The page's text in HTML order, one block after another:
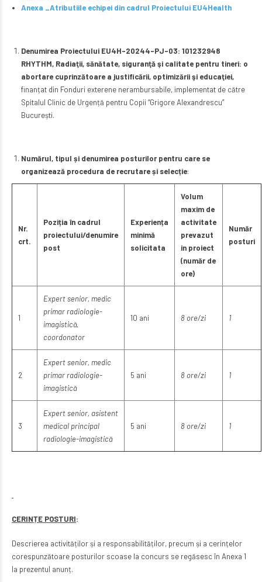
Anexa _Atributiile echipei din cadrul Proiectului EU4Health
Denumirea Proiectului EU4H-20244-PJ-03: 101232948
RHYTHM, Radiaţii, sănătate, siguranţă şi calitate pentru tineri: o
abortare cuprinzătoare a justificării, optimizării şi educaţiei,
finanțat din Fonduri exterene nerambursabile, implementat de către
Spitalul Clinic de Urgență pentru Copii “Grigore Alexandrescu”
București.
Numărul, tipul și denumirea posturilor pentru care se
organizează procedura de recrutare și selecție:
Nr.
crt.
Poziția în cadrul
proiectului/denumire
post
Experiența
minimă
solicitata
Volum
maxim de
activitate
prevazut
in proiect
(număr de
ore)
Număr
posturi
1
Expert senior, medic
primar radiologie-
imagistică,
coordonator
10 ani 8 ore/zi 1
2
Expert senior, medic
primar radiologie-
imagistică
5 ani 8 ore/zi 1
3
Expert senior, asistent
medical principal
radiologie-imagistică
5 ani 8 ore/zi 1
CERINȚE POSTURI:
Descrierea activităților și a responsabilităților, precum și a cerințelor
corespunzătoare posturilor scoase la concurs se regăsesc în Anexa 1
la prezentul anunț.